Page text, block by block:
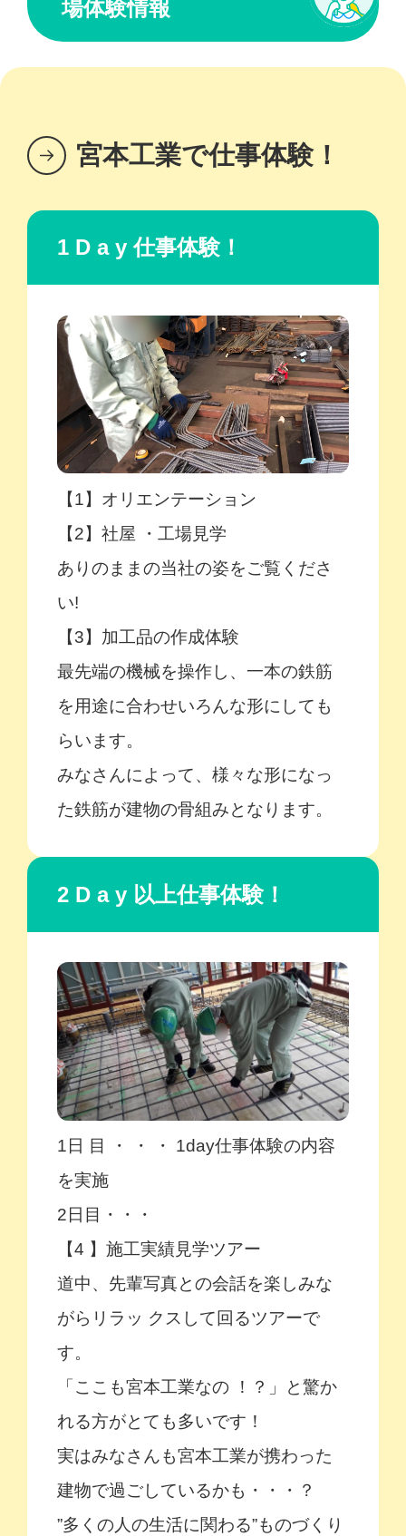
場体験情報
宮本工業で仕事体験！
1 D a y 仕事体験！
【1】オリエンテーション
【2】社屋 ・工場見学
ありのままの当社の姿をご覧くださ
い!
【3】加工品の作成体験
最先端の機械を操作し、一本の鉄筋
を用途に合わせいろんな形にしても
らいます。
みなさんによって、様々な形になっ
た鉄筋が建物の骨組みとなります。
2 D a y 以上仕事体験！
1日 目 ・ ・ ・ 1day仕事体験の内容
を実施
2日目・・・
【4 】施工実績見学ツアー
道中、先輩写真との会話を楽しみな
がらリラッ クスして回るツアーで
す。
「ここも宮本工業なの ！？」と驚か
れる方がとても多いです！
実はみなさんも宮本工業が携わった
建物で過ごしているかも・・・？
”多くの人の生活に関わる”ものづくり